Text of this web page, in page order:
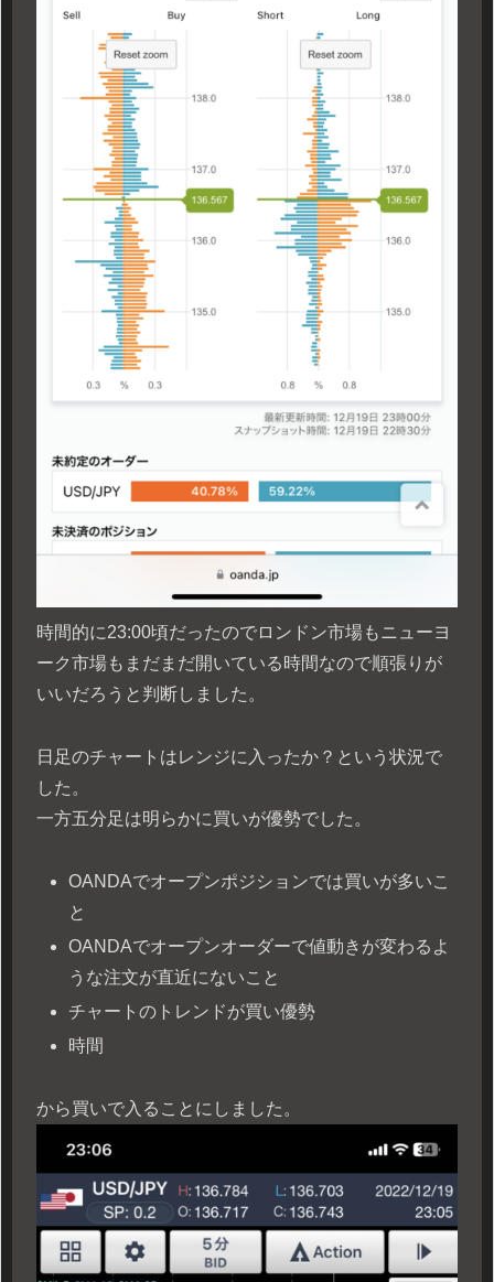
時間的に23:00頃だったのでロンドン市場もニューヨ
ーク市場もまだまだ開いている時間なので順張りが
いいだろうと判断しました。
日足のチャートはレンジに入ったか？という状況で
した。
一方五分足は明らかに買いが優勢でした。
OANDAでオープンポジションでは買いが多いこ
と
OANDAでオープンオーダーで値動きが変わるよ
うな注文が直近にないこと
チャートのトレンドが買い優勢
時間
から買いで入ることにしました。